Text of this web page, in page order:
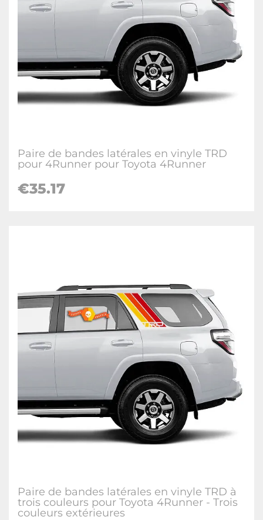
Paire de bandes latérales en vinyle TRD
pour 4Runner pour Toyota 4Runner
€35.17
Paire de bandes latérales en vinyle TRD à
trois couleurs pour Toyota 4Runner - Trois
couleurs extérieures